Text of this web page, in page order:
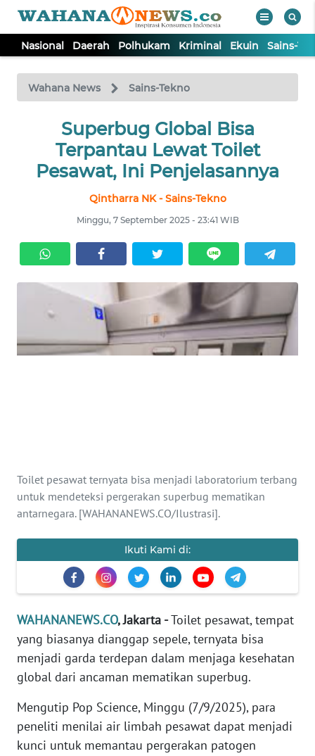
Nasional Daerah Polhukam Kriminal Ekuin Sains-
Wahana News Sains-Tekno
Superbug Global Bisa
Terpantau Lewat Toilet
Pesawat, Ini Penjelasannya
Qintharra NK - Sains-Tekno
Minggu, 7 September 2025 - 23:41 WIB
Toilet pesawat ternyata bisa menjadi laboratorium terbang
untuk mendeteksi pergerakan superbug mematikan
antarnegara. [WAHANANEWS.CO/Ilustrasi].
Ikuti Kami di:
WAHANANEWS.CO, Jakarta -Toilet pesawat, tempat
yang biasanya dianggap sepele, ternyata bisa
menjadi garda terdepan dalam menjaga kesehatan
global dari ancaman mematikan superbug.
Mengutip Pop Science, Minggu (7/9/2025), para
peneliti menilai air limbah pesawat dapat menjadi
kunci untuk memantau pergerakan patogen
TV
Tutup
NASIONAL
DAERAH
KRIMINAL
EKUIN
SAINS-TEKNO
PENDIDIKAN
OLAHRAGA
OPINI
EDITORIAL
Informasi
INDEKS
BERITA
KONTAK
KAMI